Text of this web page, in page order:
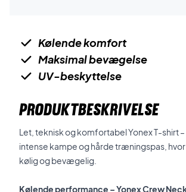
Kølende komfort
Maksimal bevægelse
UV-beskyttelse
PRODUKTBESKRIVELSE
Let, teknisk og komfortabel Yonex T-shirt
intense kampe og hårde træningspas, hvor
kølig og bevægelig.
Kølende performance – Yonex Crew